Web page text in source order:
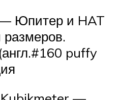
Юпитер и HAT
размеров.
puffy